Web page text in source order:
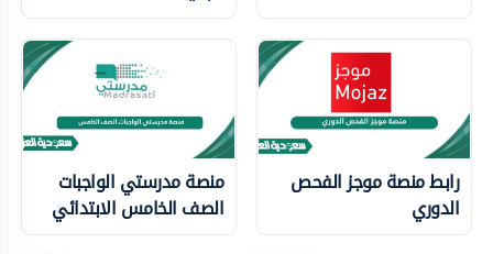
رابط منصة موجز الفحص
الدوري
منصة مدرستي الواجبات
الصف الخامس الابتدائي